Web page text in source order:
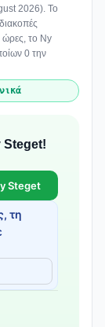
2026). Το
ώρες, το Ny
0 την
Steget!
Steget
τη